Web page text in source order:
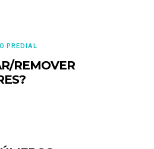
PREDIAL
REMOVER